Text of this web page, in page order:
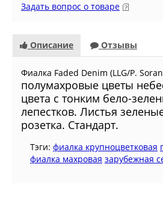
Задать вопрос о товаре
Описание Отзывы
Фиалка Faded Denim (LLG/P.
полумахровые цветы
цвета с тонким бело-
лепестков. Листья
розетка. Стандарт.
Тэги: фиалка крупноцветковая
фиалка махровая зарубежная